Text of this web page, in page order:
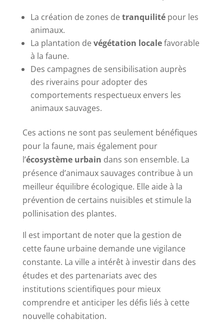
La création de zones detranquilitépour les
animaux.
La plantation devégétation localefavorable
à la faune.
Des campagnes de sensibilisation auprès
des riverains pour adopter des
comportements respectueux envers les
animaux sauvages.
Ces actions ne sont pas seulement bénéfiques
pour la faune, mais également pour
l’écosystème urbain dans son ensemble. La
présence d’animaux sauvages contribue à un
meilleur équilibre écologique. Elle aide à la
prévention de certains nuisibles et stimule la
pollinisation des plantes.
Il est important de noter que la gestion de
cette faune urbaine demande une vigilance
constante. La ville a intérêt à investir dans des
études et des partenariats avec des
institutions scientifiques pour mieux
comprendre et anticiper les défis liés à cette
nouvelle cohabitation.